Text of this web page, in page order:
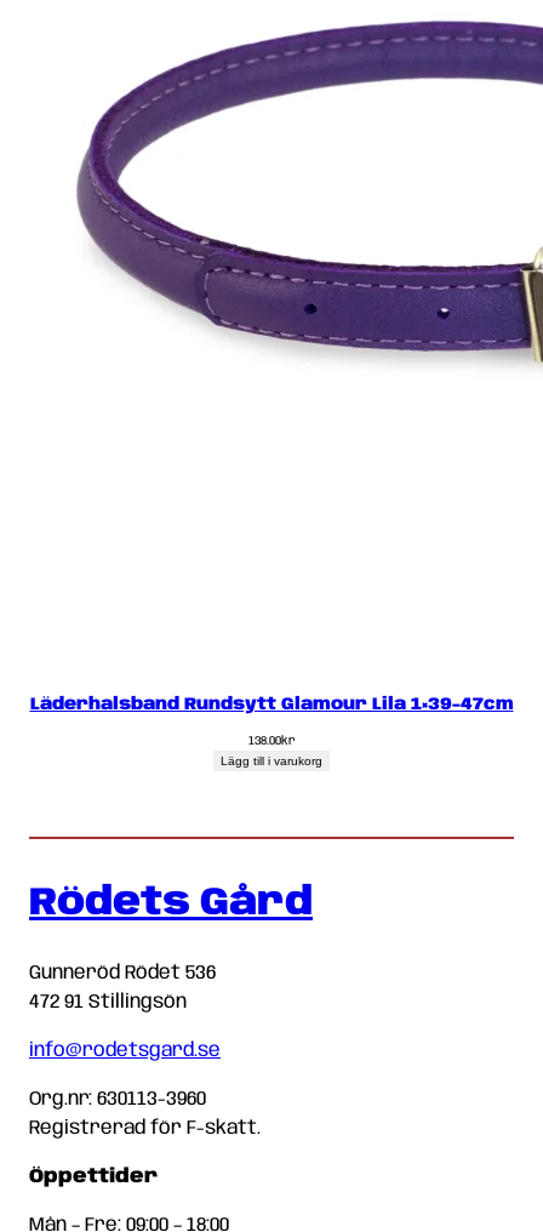
Läderhalsband Rundsytt Glamour Lila 1×39-47cm
138.00kr
Lägg till i varukorg
Rödets Gård
Gunneröd Rödet 536
472 91 Stillingsön
info@rodetsgard.se
Org.nr: 630113-3960
Registrerad för F-skatt.
Öppettider
Mån – Fre: 09:00 – 18:00